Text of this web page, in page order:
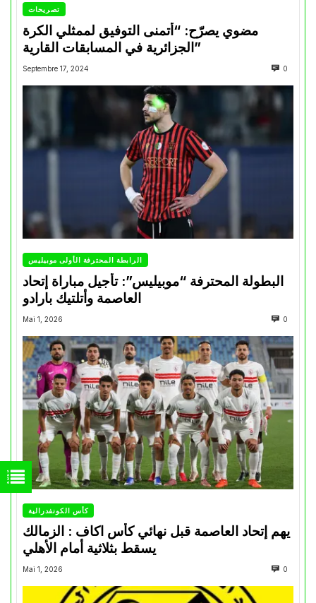
تصريحات
مضوي يصرّح: “أتمنى التوفيق لممثلي الكرة
الجزائرية في المسابقات القارية”
Septembre 17, 2024 0
الرابطة المحترفة الأولى موبيليس
البطولة المحترفة “موبيليس”: تأجيل مباراة إتحاد
العاصمة وأتلتيك بارادو
Mai 1, 2026 0
كأس الكونفدرالية
يهم إتحاد العاصمة قبل نهائي كأس اكاف : الزمالك
Mai 1, 2026 0